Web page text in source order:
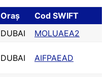
Oraș
Cod SWIFT
DUBAI
MOLUAEA2
DUBAI AIFPAEAD